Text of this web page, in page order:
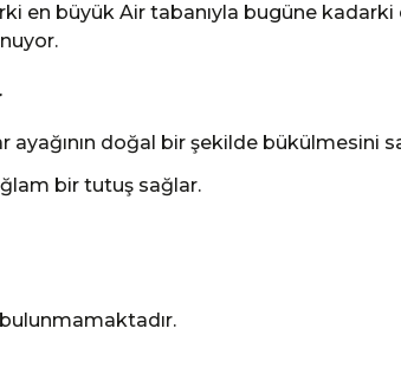
en büyük Air tabanıyla bugüne kadarki
ayağının doğal bir şekilde bükülmesini
bir tutuş sağlar.